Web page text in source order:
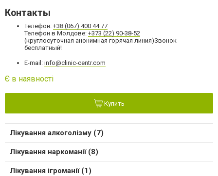
Контакты
Телефон: +38 (067) 400 44 77
Телефон в Молдове: +373 (22) 90-38-52
(круглосуточная анонимная горячая линия)Звонок
бесплатный!
E-mail: info@clinic-centr.com
Є в наявності
Купить
Лікування алкоголізму (7)
Лікування наркоманії (8)
Лікування ігроманії (1)